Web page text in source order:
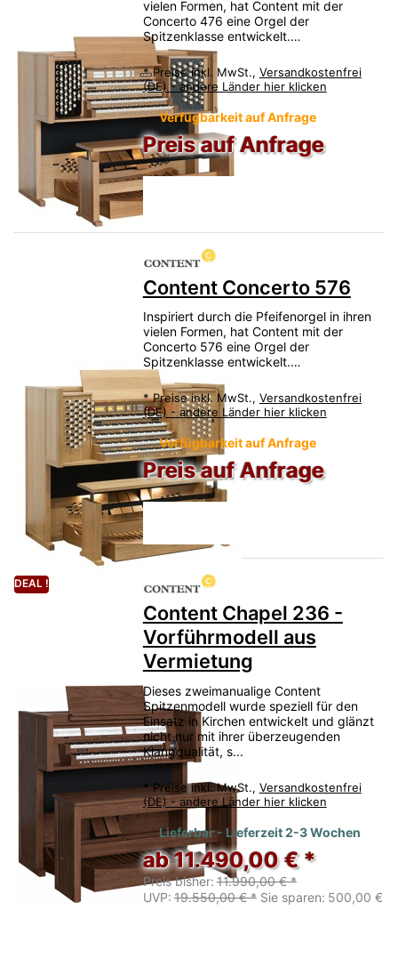
vielen Formen, hat Content mit der
Concerto 476 eine Orgel der
Spitzenklasse entwickelt.…
* Preise inkl. MwSt., Versandkostenfrei
(DE) - andere Länder hier klicken
Verfügbarkeit auf Anfrage
Preis auf Anfrage
Content Concerto 576
Inspiriert durch die Pfeifenorgel in ihren
vielen Formen, hat Content mit der
Concerto 576 eine Orgel der
Spitzenklasse entwickelt.…
* Preise inkl. MwSt., Versandkostenfrei
(DE) - andere Länder hier klicken
Verfügbarkeit auf Anfrage
Preis auf Anfrage
DEAL !
Content Chapel 236 -
Vorführmodell aus
Vermietung
Dieses zweimanualige Content
Spitzenmodell wurde speziell für den
Einsatz in Kirchen entwickelt und glänzt
nicht nur mit ihrer überzeugenden
Klangqualität, s...
* Preise inkl. MwSt., Versandkostenfrei
(DE) - andere Länder hier klicken
Lieferbar - Lieferzeit 2-3 Wochen
ab 11.490,00 € *
Preis bisher: 11.990,00 € *
UVP: 19.550,00 € * Sie sparen: 500,00 €